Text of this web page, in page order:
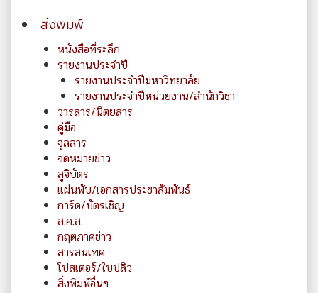
สิ่งพิมพ์
หนังสือที่ระลึก
รายงานประจำปี
รายงานประจำปีมหาวิทยาลัย
รายงานประจำปีหน่วยงาน/สำนักวิชา
วารสาร/นิตยสาร
คู่มือ
จุลสาร
จดหมายข่าว
สูจิบัตร
แผ่นพับ/เอกสารประชาสัมพันธ์
การ์ด/บัตรเชิญ
ส.ค.ส.
กฤตภาคข่าว
สารสนเทศ
โปสเตอร์/ใบปลิว
สิ่งพิมพ์อื่นๆ